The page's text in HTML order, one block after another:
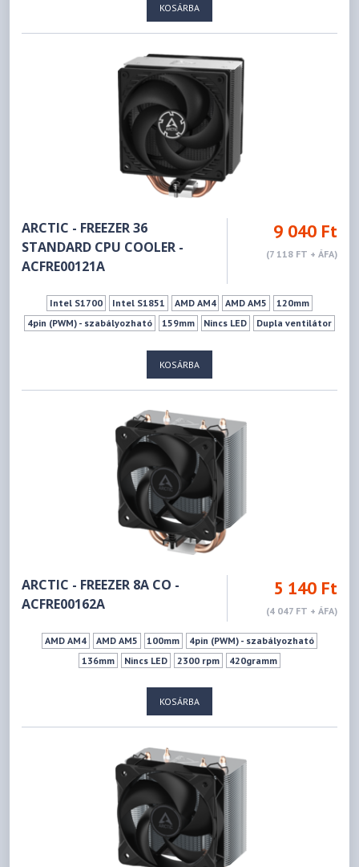
KOSÁRBA
ARCTIC - FREEZER 36
STANDARD CPU COOLER -
ACFRE00121A
9 040 Ft
(7 118 FT + ÁFA)
Intel S1700 Intel S1851 AMD AM4 AMD AM5
120mm
4pin (PWM) - szabályozható
159mm Nincs LED Dupla ventilátor
KOSÁRBA
ARCTIC - FREEZER 8A CO -
ACFRE00162A
5 140 Ft
(4 047 FT + ÁFA)
AMD AM4 AMD AM5 100mm
4pin (PWM) - szabályozható
136mm
Nincs LED 2300 rpm 420gramm
KOSÁRBA